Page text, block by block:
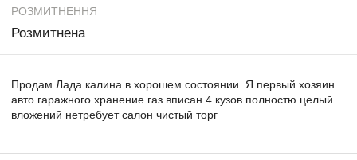
РОЗМИТНЕННЯ
Розмитнена
Продам Лада калина в хорошем состоянии. Я первый хозяин
авто гаражного хранение газ вписан 4 кузов полностю целый
вложений нетребует салон чистый торг